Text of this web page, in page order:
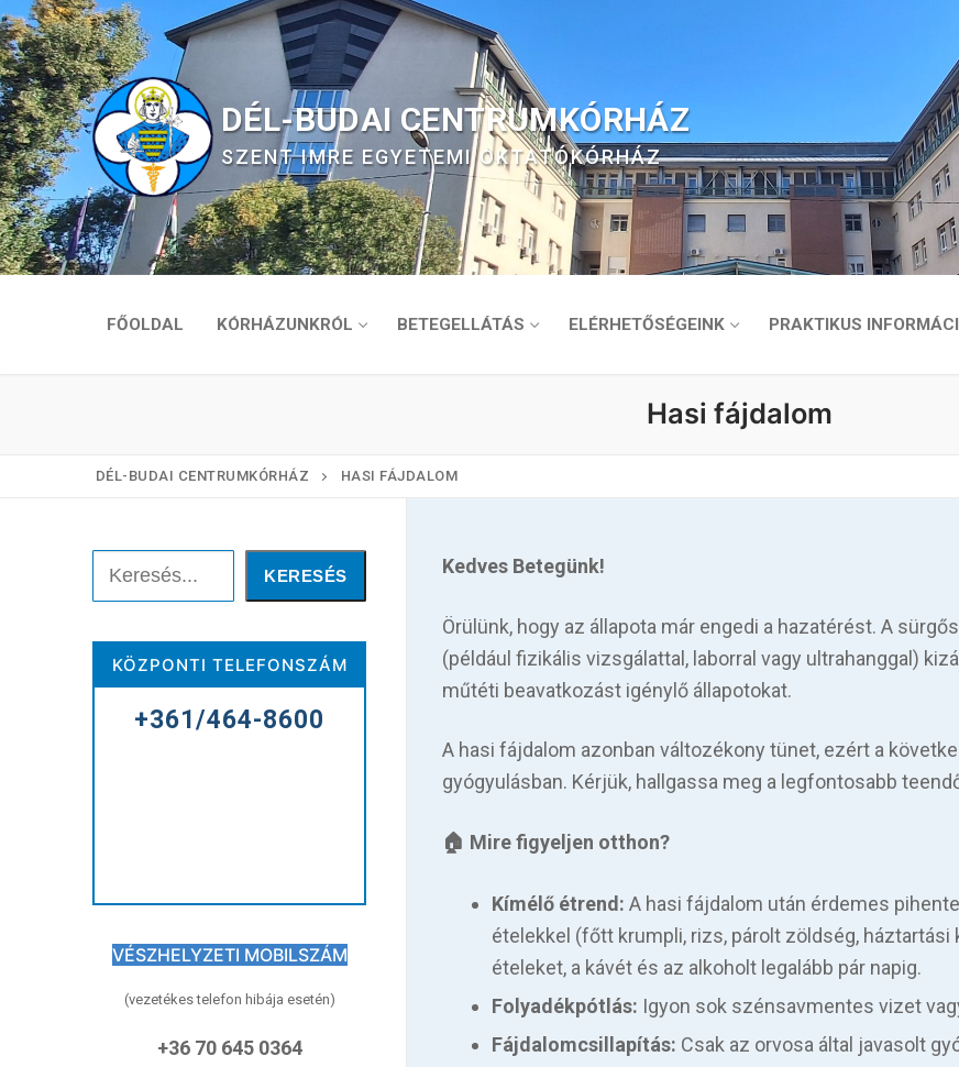
Ugrás
a
tartalomra
DÉL-BUDAI CENTRUMKÓRHÁZ
SZENT IMRE EGYETEMI OKTATÓKÓRHÁZ
FŐOLDAL KÓRHÁZUNKRÓL BETEGELLÁTÁS ELÉRHETŐSÉGEINK PRAKTIKUS
Keresése:
Főoldal
Kórházunkról
Praktikus információk
Közérdekű adatok
Hírek
Hasi fájdalom
DÉL-BUDAI CENTRUMKÓRHÁZ HASI FÁJDALOM
Keresés KERESÉS
KÖZPONTI TELEFONSZÁM
+361/464-8600
VÉSZHELYZETI MOBILSZÁM
(vezetékes telefon hibája esetén)
+36 70 645 0364
Kedves Betegünk!
Örülünk, hogy az állapota már engedi a hazatérést. A
(például fizikális vizsgálattal, laborral vagy ultrahanggal)
műtéti beavatkozást igénylő állapotokat.
A hasi fájdalom azonban változékony tünet, ezért a
gyógyulásban. Kérjük, hallgassa meg a legfontosabb
🏠 Mire figyeljen otthon?
Kímélő étrend: A hasi fájdalom után érdemes
ételekkel (főtt krumpli, rizs, párolt zöldség,
ételeket, a kávét és az alkoholt legalább pár napig.
Folyadékpótlás: Igyon sok szénsavmentes vizet
Fájdalomcsillapítás: Csak az orvosa által javasolt